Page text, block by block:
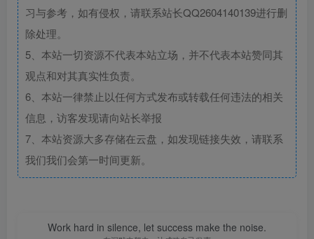
习与参考，如有侵权，请联系站长QQ2604140139进行删
除处理。
5、本站一切资源不代表本站立场，并不代表本站赞同其
观点和对其真实性负责。
6、本站一律禁止以任何方式发布或转载任何违法的相关
信息，访客发现请向站长举报
7、本站资源大多存储在云盘，如发现链接失效，请联系
我们我们会第一时间更新。
Work hard in silence, let success make the noise.